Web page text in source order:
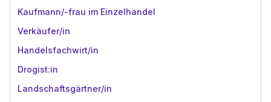
Kaufmann/-frau im Einzelhandel
Verkäufer/in
Handelsfachwirt/in
Drogist:in
Landschaftsgärtner/in